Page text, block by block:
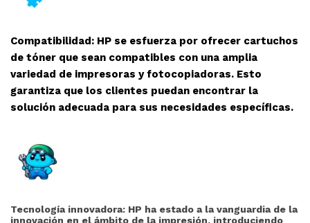
Compatibilidad: HP se esfuerza por ofrecer cartuchos
de tóner que sean compatibles con una amplia
variedad de impresoras y fotocopiadoras. Esto
garantiza que los clientes puedan encontrar la
solución adecuada para sus necesidades específicas.
Tecnología innovadora: HP ha estado a la vanguardia de la
innovación en el ámbito de la impresión, introduciendo